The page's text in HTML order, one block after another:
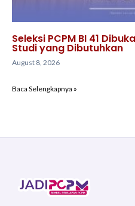
Seleksi PCPM BI 41
Studi yang Dibutuhkan
August 8, 2026
Baca Selengkapnya »